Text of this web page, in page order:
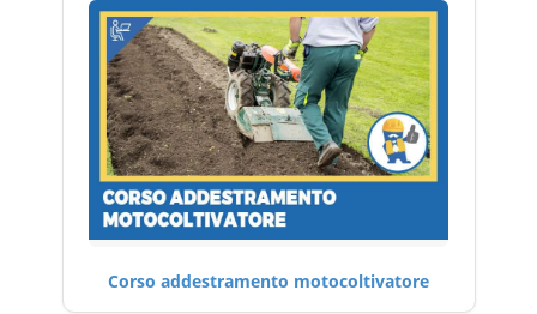
Corso addestramento motocoltivatore